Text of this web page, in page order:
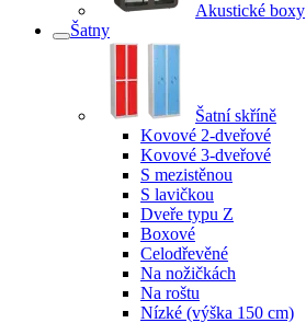
Akustické boxy
Šatny
Šatní skříně
Kovové 2-dveřové
Kovové 3-dveřové
S mezistěnou
S lavičkou
Dveře typu Z
Boxové
Celodřevěné
Na nožičkách
Na roštu
Nízké (výška 150 cm)